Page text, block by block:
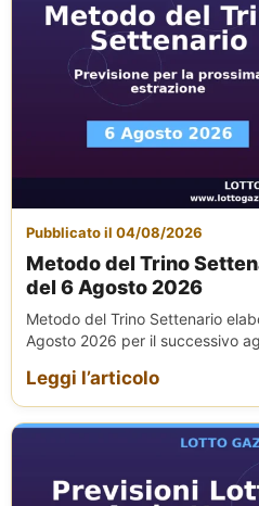
Pubblicato il 04/08/2026
Metodo del Trino
del 6 Agosto 2026
Metodo del Trino Settenario
Agosto 2026 per il successivo
Leggi l’articolo